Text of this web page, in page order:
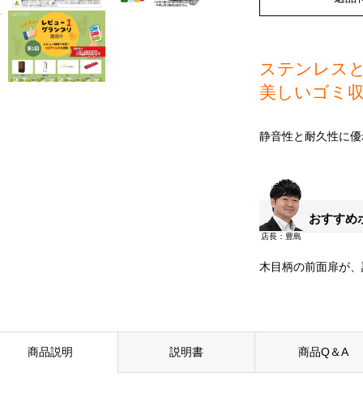
ステンレス
美しいゴミ
静音性と耐久性に
おすすめ
木目柄の前面扉が
商品説明 説明書 商品Q＆A